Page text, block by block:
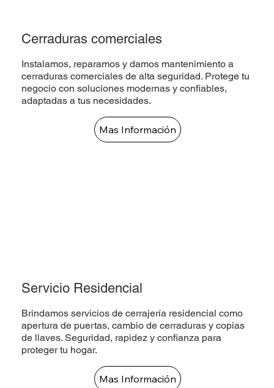
Cerraduras comerciales
Instalamos, reparamos y damos mantenimiento a
cerraduras comerciales de alta seguridad. Protege tu
negocio con soluciones modernas y confiables,
adaptadas a tus necesidades.
Mas Información
Servicio Residencial
Brindamos servicios de cerrajería residencial como
apertura de puertas, cambio de cerraduras y copias
de llaves. Seguridad, rapidez y confianza para
proteger tu hogar.
Mas Información